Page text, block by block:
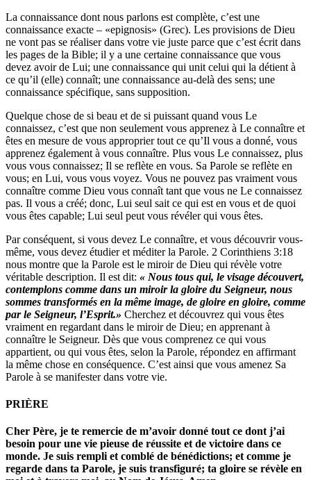
La connaissance dont nous parlons est complète, c’est une
connaissance exacte – «epignosis» (Grec). Les provisions de Dieu
ne vont pas se réaliser dans votre vie juste parce que c’est écrit dans
les pages de la Bible; il y a une certaine connaissance que vous
devez avoir de Lui; une connaissance qui unit celui qui la détient à
ce qu’il (elle) connaît; une connaissance au-delà des sens; une
connaissance spécifique, sans supposition.
Quelque chose de si beau et de si puissant quand vous Le
connaissez, c’est que non seulement vous apprenez à Le connaître et
êtes en mesure de vous approprier tout ce qu’Il vous a donné, vous
apprenez également à vous connaître. Plus vous Le connaissez, plus
vous vous connaissez; Il se reflète en vous. Sa Parole se reflète en
vous; en Lui, vous vous voyez. Vous ne pouvez pas vraiment vous
connaître comme Dieu vous connaît tant que vous ne Le connaissez
pas. Il vous a créé; donc, Lui seul sait ce qui est en vous et de quoi
vous êtes capable; Lui seul peut vous révéler qui vous êtes.
Par conséquent, si vous devez Le connaître, et vous découvrir vous-
même, vous devez étudier et méditer la Parole. 2 Corinthiens 3:18
nous montre que la Parole est le miroir de Dieu qui révèle votre
véritable description. Il est dit: « Nous tous qui, le visage découvert,
contemplons comme dans un miroir la gloire du Seigneur, nous
sommes transformés en la même image, de gloire en gloire, comme
par le Seigneur, l’Esprit.» Cherchez et découvrez qui vous êtes
vraiment en regardant dans le miroir de Dieu; en apprenant à
connaître le Seigneur. Dès que vous comprenez ce qui vous
appartient, ou qui vous êtes, selon la Parole, répondez en affirmant
la même chose en conséquence. C’est ainsi que vous amenez Sa
Parole à se manifester dans votre vie.
PRIÈRE
Cher Père, je te remercie de m’avoir donné tout ce dont j’ai
besoin pour une vie pieuse de réussite et de victoire dans ce
monde. Je suis rempli et comblé de bénédictions; et comme je
regarde dans ta Parole, je suis transfiguré; ta gloire se révèle en